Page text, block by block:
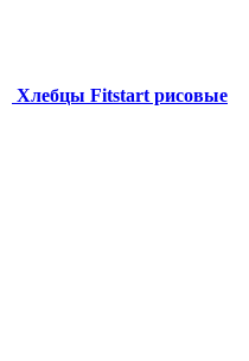
Хлебцы Fitstart рисовые